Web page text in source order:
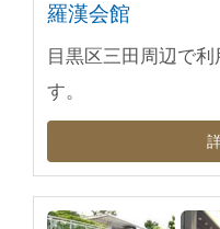
羅漢会館
目黒区三田周辺で
す。